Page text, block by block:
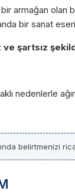
armağan
bir sanat
ve şartsız
nedenlerle
belirtmenizi